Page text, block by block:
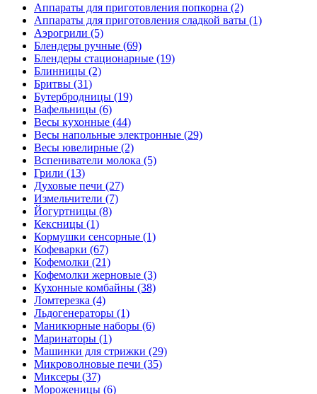
Аппараты для приготовления попкорна (2)
Аппараты для приготовления сладкой ваты (1)
Аэрогрили (5)
Блендеры ручные (69)
Блендеры стационарные (19)
Блинницы (2)
Бритвы (31)
Бутербродницы (19)
Вафельницы (6)
Весы кухонные (44)
Весы напольные электронные (29)
Весы ювелирные (2)
Вспениватели молока (5)
Грили (13)
Духовые печи (27)
Измельчители (7)
Йогуртницы (8)
Кексницы (1)
Кормушки сенсорные (1)
Кофеварки (67)
Кофемолки (21)
Кофемолки жерновые (3)
Кухонные комбайны (38)
Ломтерезка (4)
Льдогенераторы (1)
Маникюрные наборы (6)
Маринаторы (1)
Машинки для стрижки (29)
Микроволновые печи (35)
Миксеры (37)
Мороженицы (6)